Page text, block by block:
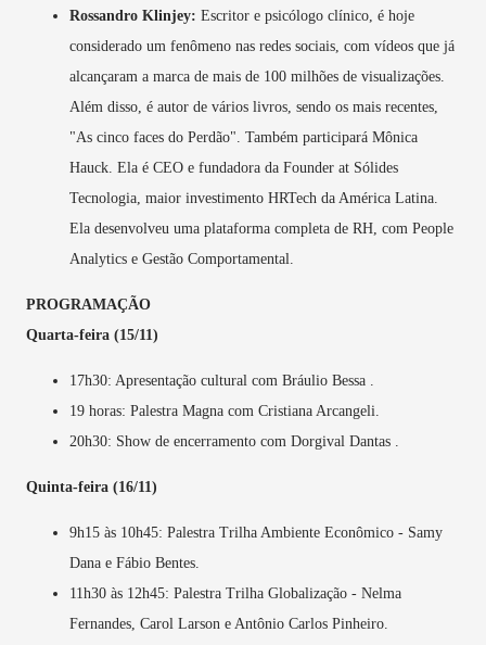
Rossandro Klinjey: Escritor e psicólogo clínico, é hoje
considerado um fenômeno nas redes sociais, com vídeos que já
alcançaram a marca de mais de 100 milhões de visualizações.
Além disso, é autor de vários livros, sendo os mais recentes,
"As cinco faces do Perdão". Também participará Mônica
Hauck. Ela é CEO e fundadora da Founder at Sólides
Tecnologia, maior investimento HRTech da América Latina.
Ela desenvolveu uma plataforma completa de RH, com People
Analytics e Gestão Comportamental.
PROGRAMAÇÃO
Quarta-feira (15/11)
17h30: Apresentação cultural com Bráulio Bessa .
19 horas: Palestra Magna com Cristiana Arcangeli.
20h30: Show de encerramento com Dorgival Dantas .
Quinta-feira (16/11)
9h15 às 10h45: Palestra Trilha Ambiente Econômico - Samy
Dana e Fábio Bentes.
11h30 às 12h45: Palestra Trilha Globalização - Nelma
Fernandes, Carol Larson e Antônio Carlos Pinheiro.